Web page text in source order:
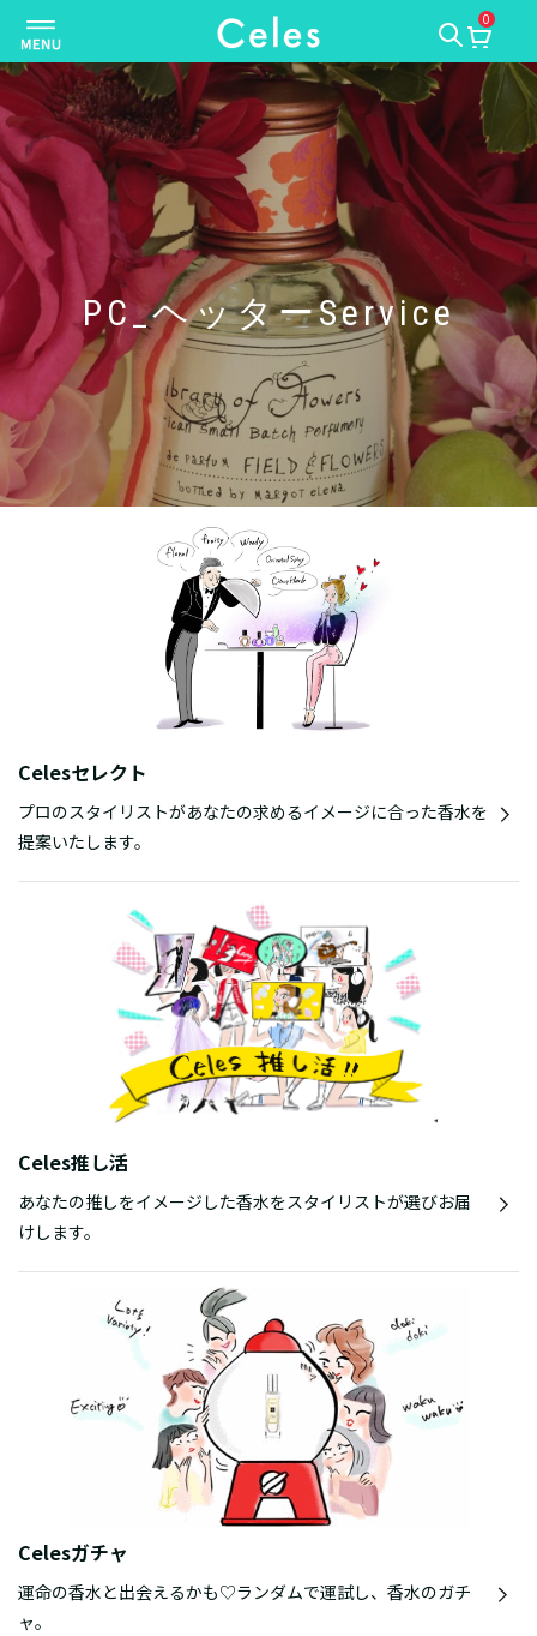
ナ
ビ
ゲ
シ
ョ
ン
を
切
え
0
PC_ヘッターService
Celesセレクト
プロのスタイリストがあなたの求めるイメージに合った香水を
提案いたします。
Celes推し活
あなたの推しをイメージした香水をスタイリストが選びお届
けします。
Celesガチャ
運命の香水と出会えるかも♡ランダムで運試し、香水のガチ
ャ。